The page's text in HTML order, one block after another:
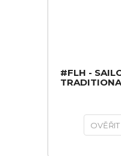
#FLH -